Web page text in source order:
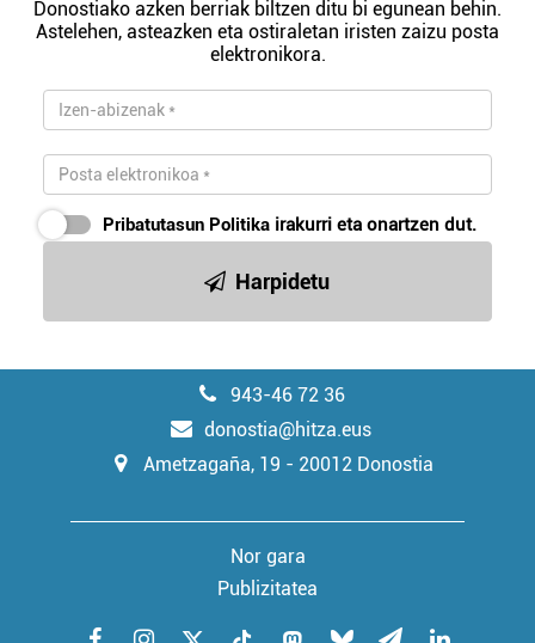
Donostiako azken berriak biltzen ditu bi egunean behin.
Astelehen, asteazken eta ostiraletan iristen zaizu posta
elektronikora.
Pribatutasun Politika irakurri eta onartzen dut.
Harpidetu
943-46 72 36
donostia@hitza.eus
Ametzagaña, 19 - 20012 Donostia
Nor gara
Publizitatea